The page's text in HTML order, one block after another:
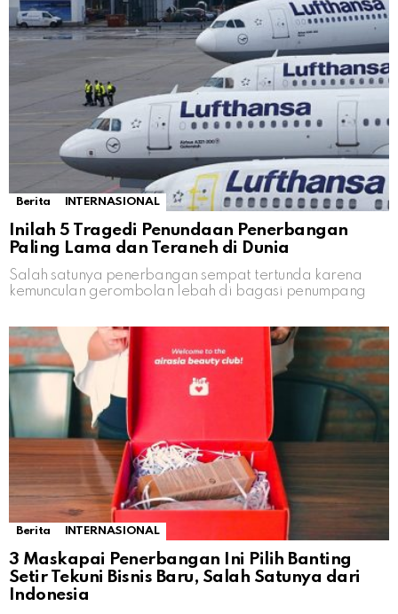
Berita INTERNASIONAL
Inilah 5 Tragedi Penundaan Penerbangan
Paling Lama dan Teraneh di Dunia
Salah satunya penerbangan sempat tertunda karena
kemunculan gerombolan lebah di bagasi penumpang
Berita INTERNASIONAL
3 Maskapai Penerbangan Ini Pilih Banting
Setir Tekuni Bisnis Baru, Salah Satunya dari
Indonesia